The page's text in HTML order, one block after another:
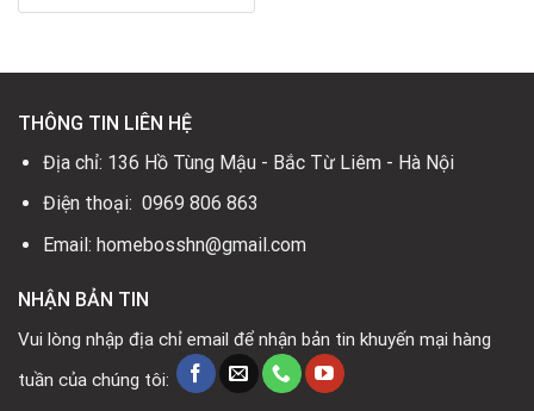
THÔNG TIN LIÊN HỆ
Địa chỉ: 136 Hồ Tùng Mậu - Bắc Từ Liêm - Hà Nội
Điện thoại: 0969 806 863
Email: homebosshn@gmail.com
NHẬN BẢN TIN
Vui lòng nhập địa chỉ email để nhận bản tin khuyến mại hàng
tuần của chúng tôi: